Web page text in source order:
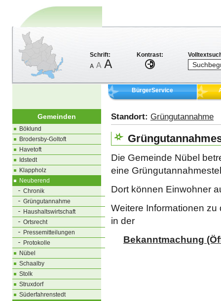
Schrift: Kontrast:
BürgerService
Gemeinden
Böklund
Brodersby-Goltoft
Havetoft
Idstedt
Klappholz
Neuberend
Chronik
Grüngutannahme
Haushaltswirtschaft
Ortsrecht
Pressemitteilungen
Protokolle
Nübel
Schaalby
Stolk
Struxdorf
Süderfahrenstedt
Standort: Grüngutannahme
Die Gemeinde Nübel
eine
Dort können Einwohner
Weitere Informationen
in der
Bekanntmachung